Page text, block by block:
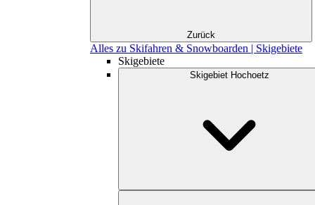
Zurück
Alles zu Skifahren & Snowboarden | Skigebiete
Skigebiete
Skigebiet Hochoetz